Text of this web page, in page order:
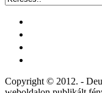
Copyright © 2012. -